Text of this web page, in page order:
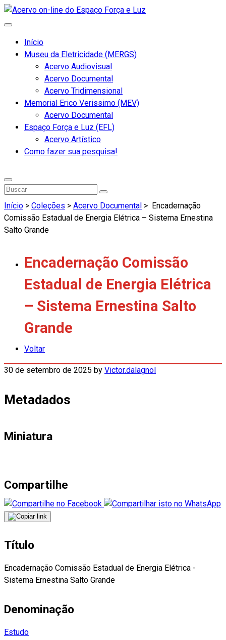
Início
Museu da Eletricidade (MERGS)
Acervo Audiovisual
Acervo Documental
Acervo Tridimensional
Memorial Erico Verissimo (MEV)
Acervo Documental
Espaço Força e Luz (EFL)
Acervo Artístico
Como fazer sua pesquisa!
Início > Coleções > Acervo Documental > Encadernação
Comissão Estadual de Energia Elétrica – Sistema Ernestina
Salto Grande
Encadernação Comissão
Estadual de Energia Elétrica
– Sistema Ernestina Salto
Grande
Voltar
30 de setembro de 2025 by Victor.dalagnol
Metadados
Miniatura
Compartilhe
Título
Encadernação Comissão Estadual de Energia Elétrica -
Sistema Ernestina Salto Grande
Denominação
Estudo